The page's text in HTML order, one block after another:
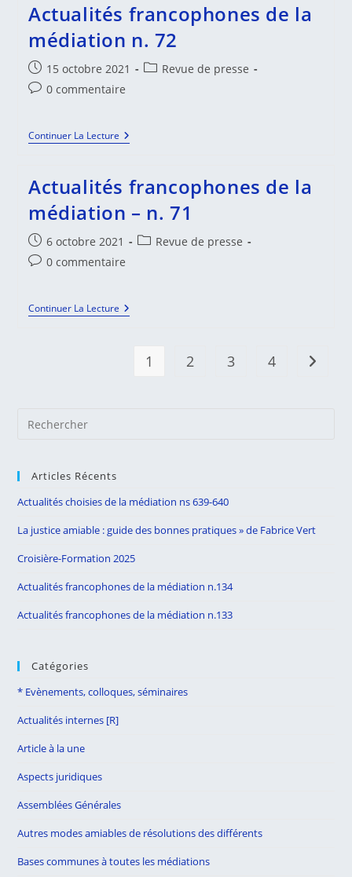
Médiation
–
N
73
Actualités francophones de la
médiation n. 72
Publication
publiée :
15 octobre 2021
PostRevue de presse
Commentaires
publication :
0 commentaire
Continuer La LectureActualités
Francophones
Médiation
N.
72
Actualités francophones de la
médiation – n. 71
Publication
publiée :
6 octobre 2021
PostRevue de presse
Commentaires
publication :
0 commentaire
Continuer La LectureActualités
Francophones
Médiation
1 2 3 4 Aller à
Articles Récents
Actualités choisies de la médiation ns 639-640
La justice amiable : guide des bonnes pratiques » de Fabrice Vert
Croisière-Formation 2025
Actualités francophones de la médiation n.134
Actualités francophones de la médiation n.133
Catégories
* Evènements, colloques, séminaires
Actualités internes [R]
Article à la une
Aspects juridiques
Assemblées Générales
Autres modes amiables de résolutions des différents
Bases communes à toutes les médiations